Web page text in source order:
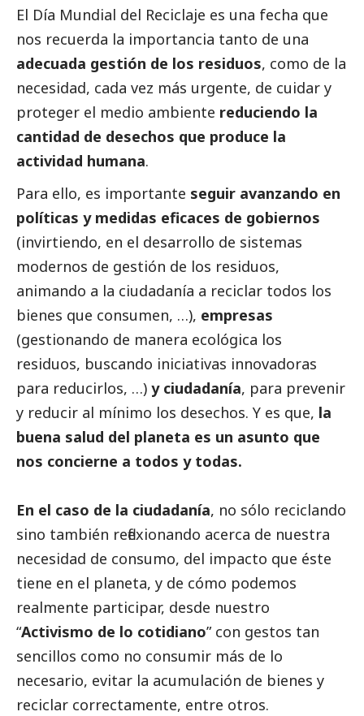
El Día Mundial del Reciclaje es una fecha que
nos recuerda la importancia tanto de una
adecuada gestión de los residuos, como de la
necesidad, cada vez más urgente, de cuidar y
proteger el medio ambiente reduciendo la
cantidad de desechos que produce la
actividad humana.
Para ello, es importante seguir avanzando en
políticas y medidas eficaces de gobiernos
(invirtiendo, en el desarrollo de sistemas
modernos de gestión de los residuos,
animando a la ciudadanía a reciclar todos los
bienes que consumen, …), empresas
(gestionando de manera ecológica los
residuos, buscando iniciativas innovadoras
para reducirlos, …) y ciudadanía, para prevenir
y reducir al mínimo los desechos. Y es que, la
buena salud del planeta es un asunto que
nos concierne a todos y todas.
En el caso de la ciudadanía, no sólo reciclando
sino también reflexionando acerca de nuestra
necesidad de consumo, del impacto que éste
tiene en el planeta, y de cómo podemos
realmente participar, desde nuestro
“Activismo de lo cotidiano” con gestos tan
sencillos como no consumir más de lo
necesario, evitar la acumulación de bienes y
reciclar correctamente, entre otros.